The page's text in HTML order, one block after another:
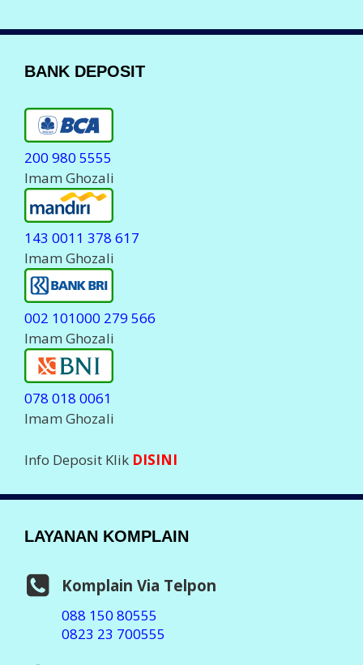
BANK DEPOSIT
200 980 5555
Imam Ghozali
143 0011 378 617
Imam Ghozali
002 101000 279 566
Imam Ghozali
078 018 0061
Imam Ghozali
Info Deposit Klik DISINI
LAYANAN KOMPLAIN
Komplain Via Telpon
088 150 80555
0823 23 700555